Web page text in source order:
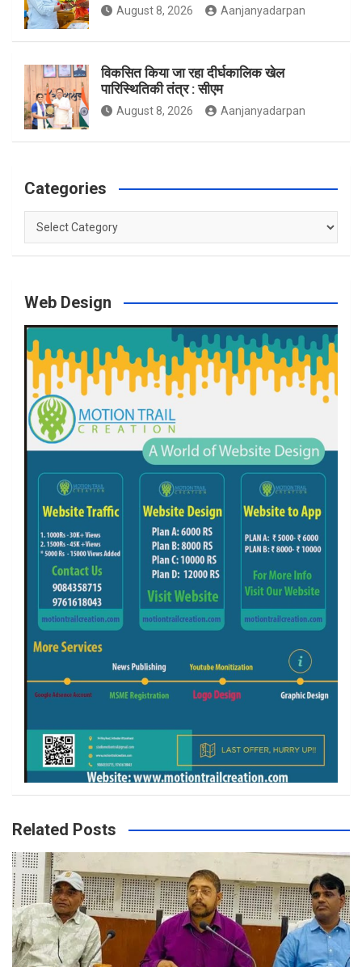
August 8, 2026 Aanjanyadarpan
विकसित किया जा रहा दीर्घकालिक खेल
पारिस्थितिकी तंत्र : सीएम
August 8, 2026 Aanjanyadarpan
Categories
Categories
Web Design
Related Posts